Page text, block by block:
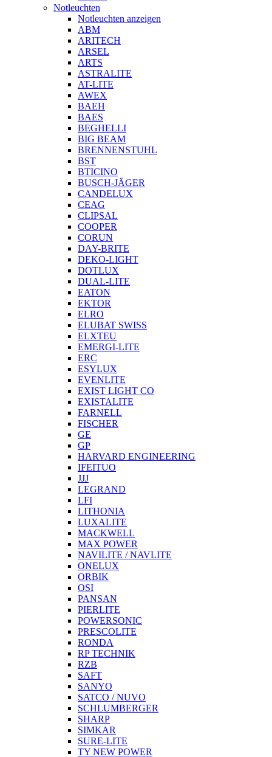
Notleuchten
Notleuchten anzeigen
ABM
ARITECH
ARSEL
ARTS
ASTRALITE
AT-LITE
AWEX
BAEH
BAES
BEGHELLI
BIG BEAM
BRENNENSTUHL
BST
BTICINO
BUSCH-JÄGER
CANDELUX
CEAG
CLIPSAL
COOPER
CORUN
DAY-BRITE
DEKO-LIGHT
DOTLUX
DUAL-LITE
EATON
EKTOR
ELRO
ELUBAT SWISS
ELXTEU
EMERGI-LITE
ERC
ESYLUX
EVENLITE
EXIST LIGHT CO
EXISTALITE
FARNELL
FISCHER
GE
GP
HARVARD ENGINEERING
IFEITUO
JJJ
LEGRAND
LFI
LITHONIA
LUXALITE
MACKWELL
MAX POWER
NAVILITE / NAVLITE
ONELUX
ORBIK
OSI
PANSAN
PIERLITE
POWERSONIC
PRESCOLITE
RONDA
RP TECHNIK
RZB
SAFT
SANYO
SATCO / NUVO
SCHLUMBERGER
SHARP
SIMKAR
SURE-LITE
TY NEW POWER